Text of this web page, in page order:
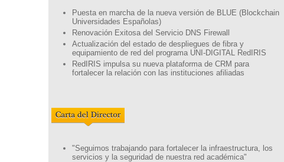
Puesta en marcha de la nueva versión de BLUE (Blockchain
Universidades Españolas)
Renovación Exitosa del Servicio DNS Firewall
Actualización del estado de despliegues de fibra y
equipamiento de red del programa UNI-DIGITAL RedIRIS
RedIRIS impulsa su nueva plataforma de CRM para
fortalecer la relación con las instituciones afiliadas
"Seguimos trabajando para fortalecer la infraestructura, los
servicios y la seguridad de nuestra red académica"